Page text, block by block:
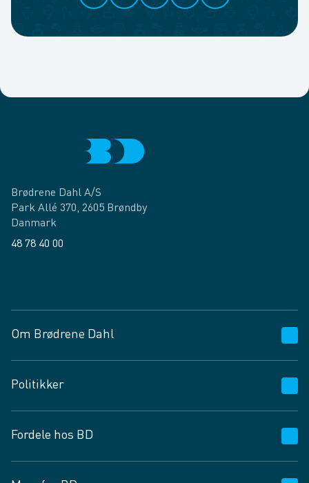
Brødrene Dahl A/S
Park Allé 370, 2605 Brøndby
Danmark
48 78 40 00
Om Brødrene Dahl
Vagttelefon 30 10 89 89
Spørgsmål og svar
Job og karriere
Fødevarekontrolrapport
Politikker
Privatlivspolitik
Cookies
Fordele hos BD